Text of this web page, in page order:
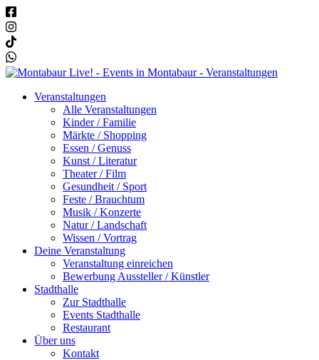
Veranstaltungen
Alle Veranstaltungen
Kinder / Familie
Märkte / Shopping
Essen / Genuss
Kunst / Literatur
Theater / Film
Gesundheit / Sport
Feste / Brauchtum
Musik / Konzerte
Natur / Landschaft
Wissen / Vortrag
Deine Veranstaltung
Veranstaltung einreichen
Bewerbung Aussteller / Künstler
Stadthalle
Zur Stadthalle
Events Stadthalle
Restaurant
Über uns
Kontakt